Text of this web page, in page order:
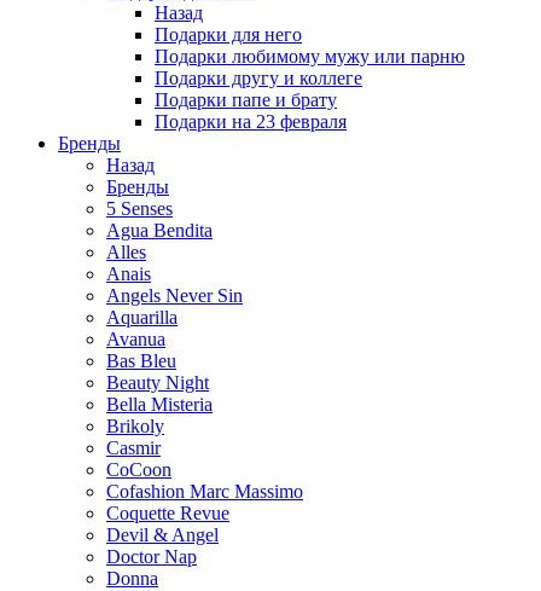
Назад
Подарки для него
Подарки любимому мужу или парню
Подарки другу и коллеге
Подарки папе и брату
Подарки на 23 февраля
Бренды
Назад
Бренды
5 Senses
Agua Bendita
Alles
Anais
Angels Never Sin
Aquarilla
Avanua
Bas Bleu
Beauty Night
Bella Misteria
Brikoly
Casmir
CoCoon
Cofashion Marc Massimo
Coquette Revue
Devil & Angel
Doctor Nap
Donna